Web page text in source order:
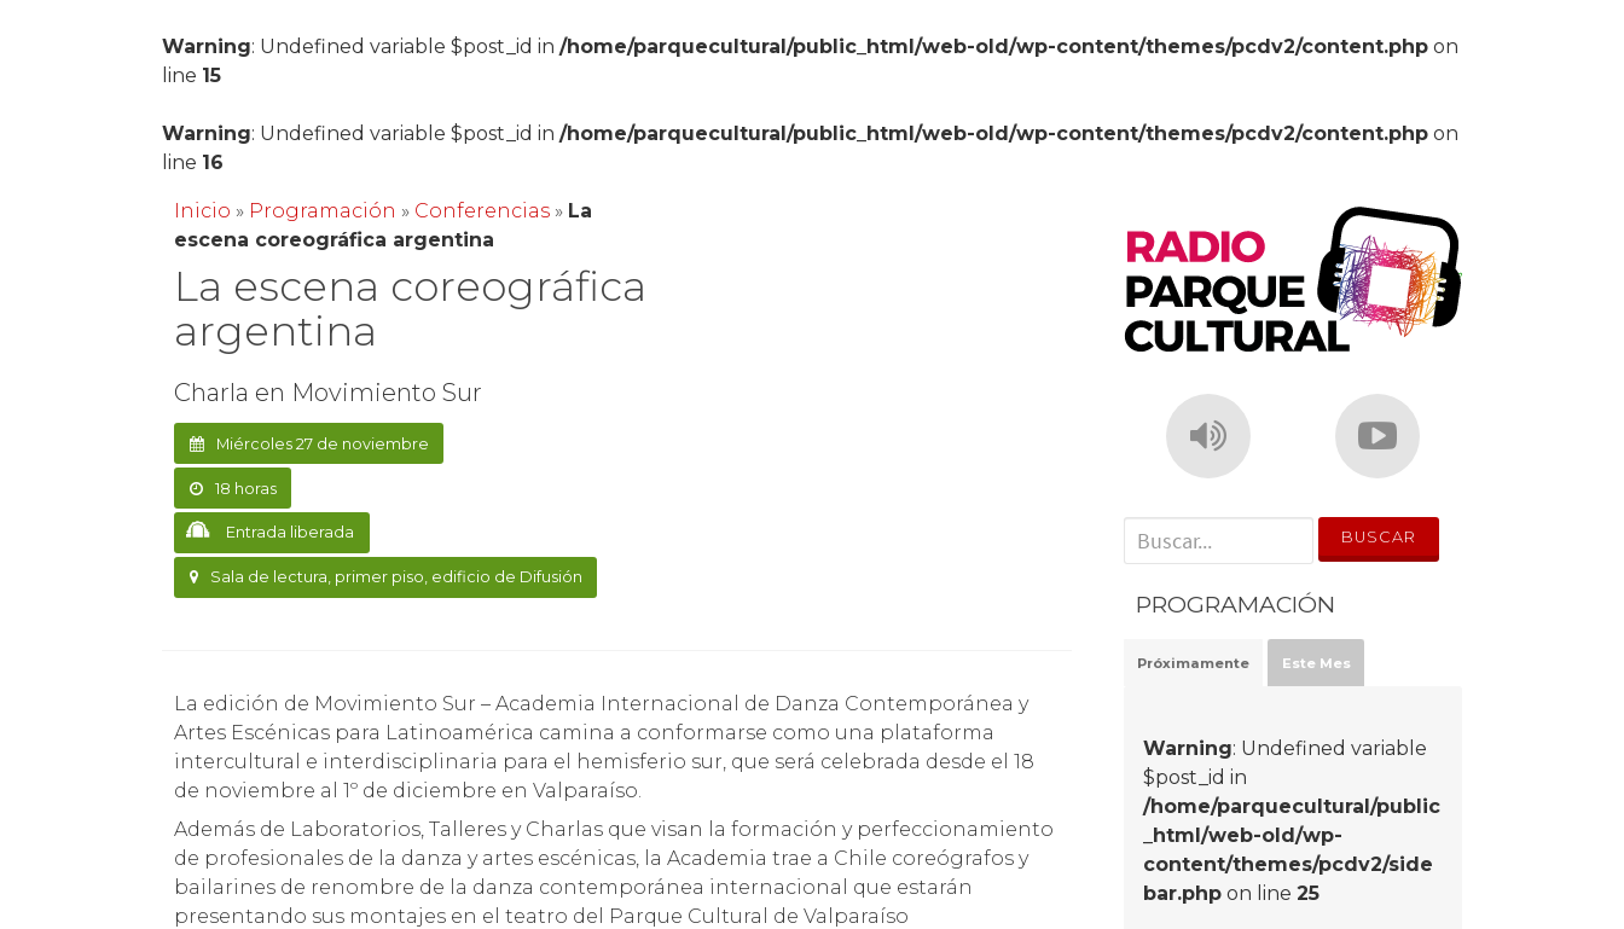
Warning: Undefined variable $post_id in/home/parquecultural/public_html/web-old/wp-content/themes/pcdv2/content.php on
line 15
Warning: Undefined variable $post_id in/home/parquecultural/public_html/web-old/wp-content/themes/pcdv2/content.php on
line 16
Inicio » Programación » Conferencias » La
escena coreográfica argentina
La escena coreográfica
argentina
Charla en Movimiento Sur
Miércoles 27 de noviembre
18 horas
Entrada liberada
Sala de lectura, primer piso, edificio de Difusión
La edición de Movimiento Sur – Academia Internacional de Danza Contemporánea y
Artes Escénicas para Latinoamérica camina a conformarse como una plataforma
intercultural e interdisciplinaria para el hemisferio sur, que será celebrada desde el 18
de noviembre al 1º de diciembre en Valparaíso.
Además de Laboratorios, Talleres y Charlas que visan la formación y perfeccionamiento
de profesionales de la danza y artes escénicas, la Academia trae a Chile coreógrafos y
bailarines de renombre de la danza contemporánea internacional que estarán
presentando sus montajes en el teatro del Parque Cultural de Valparaíso
' . __('Search for:') . '
PROGRAMACIÓN
Próximamente Este Mes
Warning: Undefined variable
$post_id in
/home/parquecultural/public
_html/web-old/wp-
content/themes/pcdv2/side
bar.php on line25